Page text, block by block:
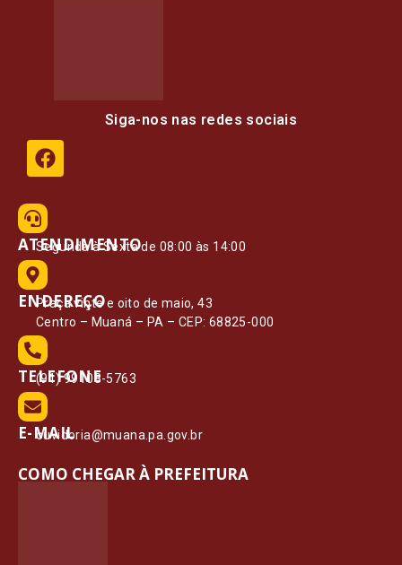
Siga-nos nas redes sociais
ATENDIMENTO
Segunda à Sexta de 08:00 às 14:00
ENDEREÇO
Praça vinte e oito de maio, 43
Centro – Muaná – PA – CEP: 68825-000
TELEFONE
(91) 99108-5763
E-MAIL
ouvidoria@muana.pa.gov.br
COMO CHEGAR À PREFEITURA